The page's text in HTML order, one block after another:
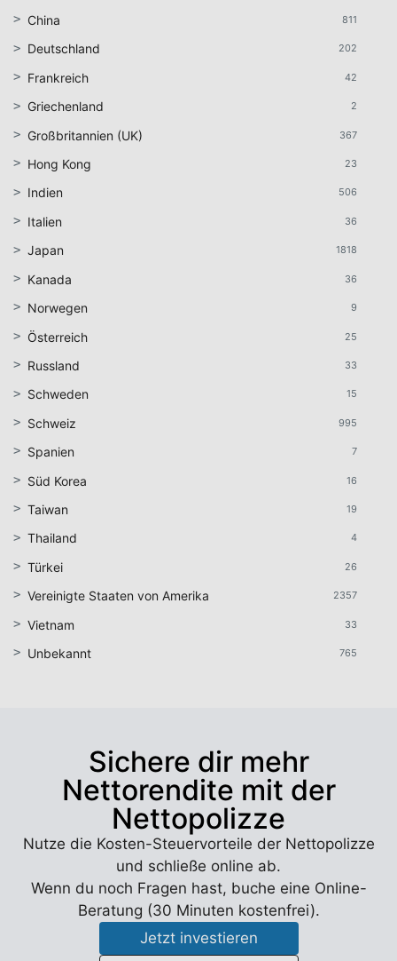
811
China
202
Deutschland
42
Frankreich
2
Griechenland
367
Großbritannien (UK)
23
Hong Kong
506
Indien
36
Italien
1818
Japan
36
Kanada
9
Norwegen
25
Österreich
33
Russland
15
Schweden
995
Schweiz
7
Spanien
16
Süd Korea
19
Taiwan
4
Thailand
26
Türkei
2357
Vereinigte Staaten von Amerika
33
Vietnam
765
Unbekannt
Sichere dir mehr
Nettorendite mit der
Nettopolizze
Nutze die Kosten-Steuervorteile der Nettopolizze
und schließe online ab.
Wenn du noch Fragen hast, buche eine Online-
Beratung (30 Minuten kostenfrei).
Jetzt investieren